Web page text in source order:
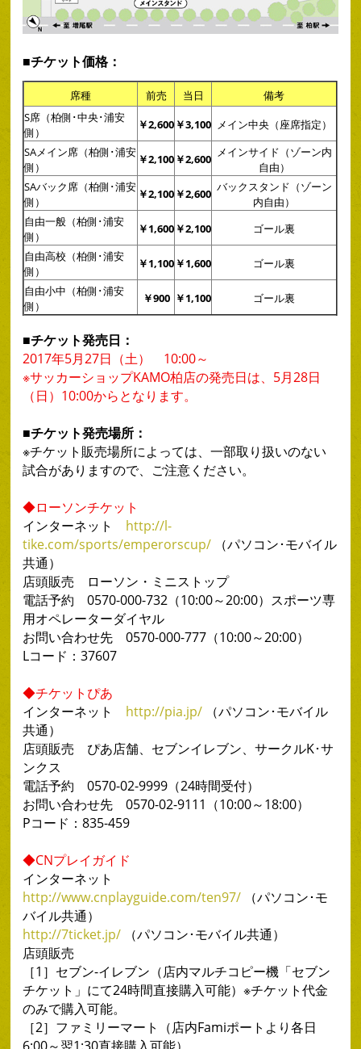
■チケット価格：
席種 前売 当日
備考
S席（柏側･中央･浦安
側）
￥2,600 ￥3,100 メイン中央（座席指定）
SAメイン席（柏側･浦安
側）
￥2,100 ￥2,600 メインサイド（ゾーン内
自由）
SAバック席（柏側･浦安
側）
￥2,100 ￥2,600 バックスタンド（ゾーン
内自由）
自由一般（柏側･浦安
側）
￥1,600 ￥2,100
ゴール裏
自由高校（柏側･浦安
側）
￥1,100 ￥1,600
ゴール裏
自由小中（柏側･浦安
側）
￥900 ￥1,100 ゴール裏
■チケット発売日：
2017年5月27日（土） 10:00～
※サッカーショップKAMO柏店の発売日は、5月28日
（日）10:00からとなります。
■チケット発売場所：
※チケット販売場所によっては、一部取り扱いのない
試合がありますので、ご注意ください。
◆ローソンチケット
インターネット http://l-
tike.com/sports/emperorscup/ （パソコン･モバイル
共通）
店頭販売 ローソン・ミニストップ
電話予約 0570-000-732（10:00～20:00）スポーツ専
用オペレーターダイヤル
お問い合わせ先 0570-000-777（10:00～20:00）
Lコード：37607
◆チケットぴあ
インターネット http://pia.jp/ （パソコン･モバイル
共通）
店頭販売 ぴあ店舗、セブンイレブン、サークルK･サ
ンクス
電話予約 0570-02-9999（24時間受付）
お問い合わせ先 0570-02-9111（10:00～18:00）
Pコード：835-459
◆CNプレイガイド
インターネット
http://www.cnplayguide.com/ten97/ （パソコン･モ
バイル共通）
http://7ticket.jp/ （パソコン･モバイル共通）
店頭販売
［1］セブン-イレブン（店内マルチコピー機「セブン
チケット」にて24時間直接購入可能）※チケット代金
のみで購入可能。
［2］ファミリーマート（店内Famiポートより各日